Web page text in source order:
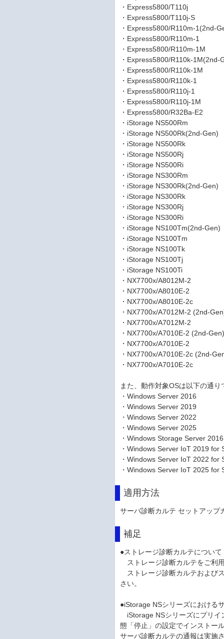
・Express5800/T110j
・Express5800/T110j-S
・Express5800/R110m-1(2nd-
・Express5800/R110m-1
・Express5800/R110m-1M
・Express5800/R110k-1M(2nd-
・Express5800/R110k-1M
・Express5800/R110k-1
・Express5800/R110j-1
・Express5800/R110j-1M
・Express5800/R32Ba-E2
・iStorage NS500Rm
・iStorage NS500Rk(2nd-Gen)
・iStorage NS500Rk
・iStorage NS500Rj
・iStorage NS500Ri
・iStorage NS300Rm
・iStorage NS300Rk(2nd-Gen)
・iStorage NS300Rk
・iStorage NS300Rj
・iStorage NS300Ri
・iStorage NS100Tm(2nd-Gen)
・iStorage NS100Tm
・iStorage NS100Tk
・iStorage NS100Tj
・iStorage NS100Ti
・NX7700x/A8012M-2
・NX7700x/A8010E-2
・NX7700x/A8010E-2c
・NX7700x/A7012M-2 (2nd-
・NX7700x/A7012M-2
・NX7700x/A7010E-2 (2nd-
・NX7700x/A7010E-2
・NX7700x/A7010E-2c (2nd-
・NX7700x/A7010E-2c
また、動作対象OSは以下の通
・Windows Server 2016
・Windows Server 2019
・Windows Server 2022
・Windows Server 2025
・Windows Storage Server 2016
・Windows Server IoT 2019 for
・Windows Server IoT 2022 for
・Windows Server IoT 2025 for
適用方法
サーバ診断カルテ セットアップ
補足
●ストレージ診断カルテについて
ストレージ診断カルテをご利
ストレージ診断カルテおよび
さい。
●iStorage NSシリーズにおける
iStorage NSシリーズにプリイ
態「停止」の設定でインストー
サーバ診断カルテの通報は実施